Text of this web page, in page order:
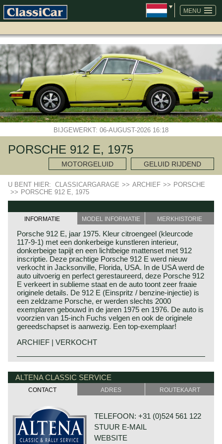
MENU
NAVIGATIE
OVERSLAAN
BIJGEWERKT: 06-AUGUST-2026 16:18
PORSCHE 912 E, 1975
MOTORGELUID GELUID RIJDEND
U BENT HIER: CLASSICARGARAGE >> ARCHIEF >> PORSCHE
>> PORSCHE 912 E, 1975
INFORMATIE MODEL INFORMATIE MERKHISTORIE
Porsche 912 E, jaar 1975. Kleur citroengeel (kleurcode
117-9-1) met een donkerbeige kunstleren interieur,
donkerbeige tapijt en een lichtbeige mattenset met 912
inscriptie. Deze prachtige Porsche 912 E werd nieuw
verkocht in Jacksonville, Florida, USA. In de USA werd de
auto uitvoerig en perfect gerestaureerd, deze Porsche 912
E verkeert in sublieme staat en de auto toont zeer fraaie
originele details. De 912 E (Einspritz / benzine-injectie) is
een zeldzame Porsche, er werden slechts 2000
exemplaren gebouwd in de jaren 1975 en 1976. De auto is
voorzien van 15-inch Fuchs velgen en ook de originele
gereedschapset is aanwezig. Een top-exemplaar!
ARCHIEF | VERKOCHT
De Porsche 912 werd in 1965 geïntroduceerd als
eigenaren moesten erg wennen aan de zescilinder 911
dus kwam er een viercilinder variant. De 912 was gelijk
aan de 911 maar was voorzien van de 1582 cc. metende
SC. De Porsche 912 was met een gewicht van 995
kilogram 100 kilogram lichter dan de 911. De 90 pk. die de
boxermotor leverde was dus voldoende om van de 912
een vlotte auto te maken met een topsnelheid van 185
Porsche historie 1931-1990
Op 25 april 1931 richtte Professor Ferdinand Porsche zijn
voertuigtechnisch ingenieursbureau op. Het buro heette
voluit:
Wasserfahrzeugbau". Ingenieursbureau Porsche werkte
vooral in opdracht van anderen. Zo werden er kleine auto's
ontwikkeld voor Zündapp, NSU en Wanderer en werden er
ontwerpdiensten bewezen aan Mercedes-Benz inzake de
ALTENA CLASSIC SERVICE
CONTACT ADRES ROUTEKAART
TELEFOON: +31 (0)524 561 122
STUUR E-MAIL
WEBSITE